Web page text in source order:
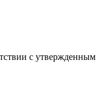
с утвержденным